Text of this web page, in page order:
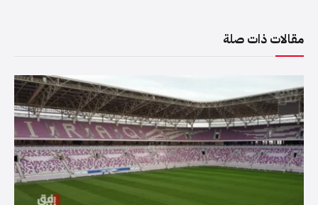
مقالات ذات صلة